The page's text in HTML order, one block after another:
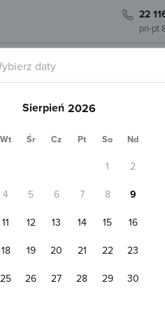
22
pn-pt
daty
Sierpień
Wt Śr Cz Pt So Nd
1
2
4 5 6 7 8
9
11 12 13 14 15
16
18 19 20 21 22
23
25 26 27 28 29
30
obiektów.
U Eli - Dom Gościnny Niechorze
Darmowy parking
Plac zabaw